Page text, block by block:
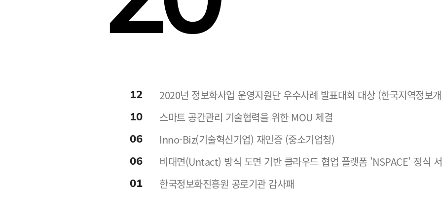
12 2020년 정보화사업 운영지원단 우수사례 발표대회 대상 (한국지역정보
10 스마트 공간관리 기술협력을 위한 MOU 체결
06 Inno-Biz(기술혁신기업) 재인증 (중소기업청)
06 비대면(Untact) 방식 도면 기반 클라우드 협업 플랫폼 'NSPACE' 정식
01 한국정보화진흥원 공로기관 감사패